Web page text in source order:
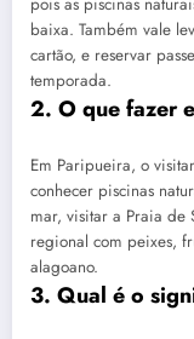
baixa. Também vale
cartão, e reservar
temporada.
2. O que fazer
Em Paripueira, o
conhecer piscinas
mar, visitar a Praia de
regional com peixes,
alagoano.
3. Qual é o